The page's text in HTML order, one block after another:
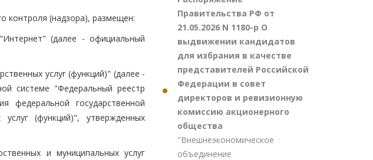
контроля (надзора), размещен:
(далее - официальный
услуг (функций)" (далее -
системе "Федеральный реестр
федеральной государственной
(функций)", утвержденных
и муниципальных услуг
Правительства РФ от
21.05.2026 N 1180-р О
выдвижении кандидатов
для избрания в качестве
представителей Российской
Федерации в совет
директоров и ревизионную
комиссию акционерного
общества
"Внешнеэкономическое
объединение